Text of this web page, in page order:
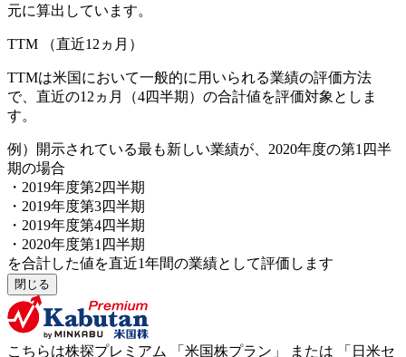
元に算出しています。
TTM （直近12ヵ月）
TTMは米国において一般的に用いられる業績の評価方法
で、直近の12ヵ月（4四半期）の合計値を評価対象としま
す。
例）開示されている最も新しい業績が、2020年度の第1四半
期の場合
・2019年度第2四半期
・2019年度第3四半期
・2019年度第4四半期
・2020年度第1四半期
を合計した値を直近1年間の業績として評価します
閉じる
こちらは株探プレミアム 「 米国株プラン 」 または 「 日米セ